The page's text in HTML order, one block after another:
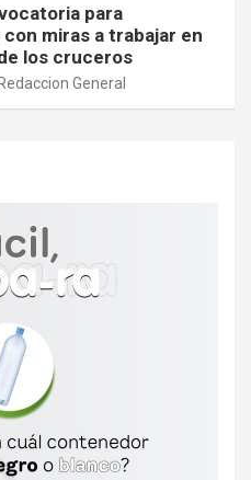
para
miras a trabajar en
los cruceros
Redaccion General